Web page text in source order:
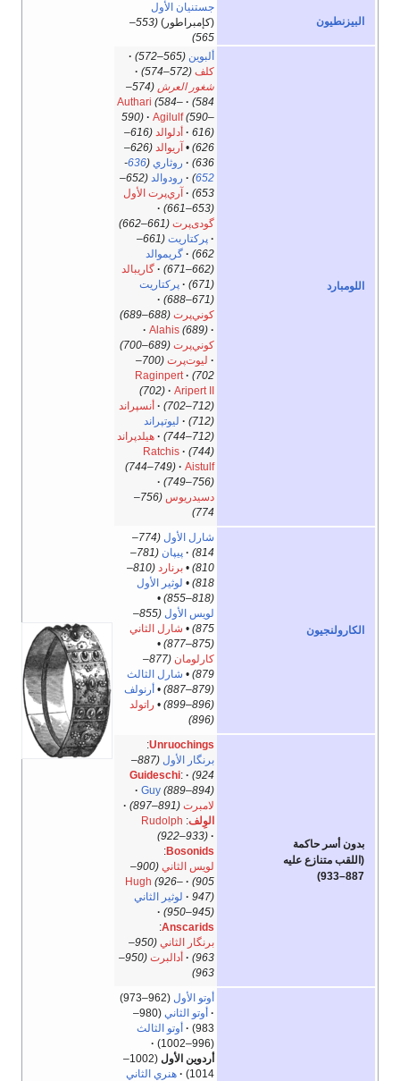
البيزنطيون
جستنيان الأول
(كإمبراطور)
(553–
565)
اللومبارد
ألبوين (565–572)
كلف (572–574)
شغور العرش
(574–
584)
Authari (584–
590)
Agilulf (590–
616)
أدلوالد
(616–
626)
• آريوالد
(626–
636)
روثاري (
636
-
652
) رودوالد
(652–
653)
آري‌پرت الأول
(653–661)
گودى‌پرت (661–662)
پركتاريت
(661–
662)
گريموالد
(662–671)
گاريبالد
(671)
پركتاريت
(671–688)
كوني‌پرت (688–689)
Alahis (689)
كوني‌پرت (689–700)
ليوت‌پرت
(700–
702)
Raginpert
(702)
Aripert II
(702–712)
أنسپراند
(712)
ليوتپراند
(712–744)
هيلدپراند
(744)
Ratchis
(744–749)
Aistulf
(749–756)
دسيدريوس
(756–
774)
الكارولنجيون
شارل الأول
(774–
814)
پيپان
(781–
810)
• برنارد
(810–
818)
• لوثير الأول
(818–855)
•
لويس الأول
(855–
875)
• شارل الثاني
(875–877)
•
كارلومان
(877–
879)
• شارل الثالث
(879–887)
• أرنولف
(896–899)
• راتولد
(896)
بدون أسر حاكمة
(اللقب متنازع عليه
887–933)
Unruochings
:
برنگار الأول
(887–
924)
Guideschi:
Guy (889–894)
لامبرت (891–897)
الوِلف:
Rudolph
(922–933)
Bosonids
:
لويس الثاني
(900–
905)
Hugh (926–
947)
لوثير الثاني
(945–950)
Anscarids
:
برنگار الثاني
(950–
963)
أدالبرت
(950–
963)
أوتو الأول
(962–973)
أوتو الثاني
(980–
983)
أوتو الثالث
(996–1002)
أردوين الأول
(1002–
1014)
هنري الثاني